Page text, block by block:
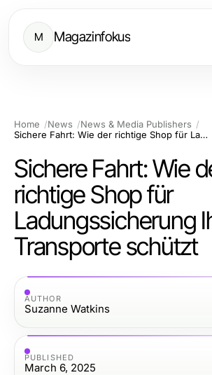
M Magazinfokus
Home News
News & Media Publishers
Sichere Fahrt: Wie der richtige Shop für Ladungssicherung Ihre Transporte schützt
Sichere Fahrt: Wie
richtige Shop für
Ladungssicherung
Transporte schützt
AUTHOR
Suzanne Watkins
PUBLISHED
March 6, 2025